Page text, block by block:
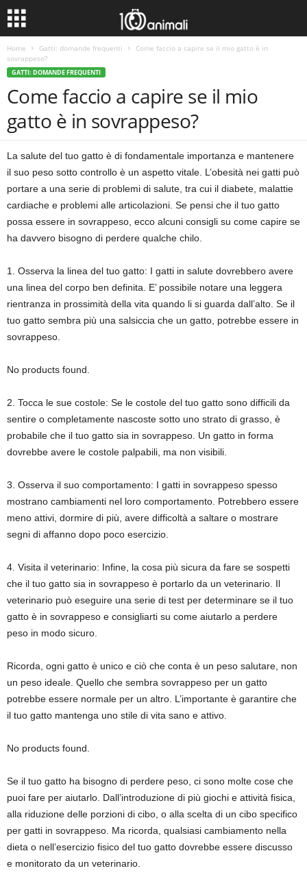
Home Gatti: domande frequenti
Come faccio a capire se il mio gatto è in
sovrappeso?
GATTI: DOMANDE FREQUENTI
Come faccio a capire se il mio
gatto è in sovrappeso?
La salute del tuo gatto è di fondamentale importanza e mantenere
il suo peso sotto controllo è un aspetto vitale. L’obesità nei gatti può
portare a una serie di problemi di salute, tra cui il diabete, malattie
cardiache e problemi alle articolazioni. Se pensi che il tuo gatto
possa essere in sovrappeso, ecco alcuni consigli su come capire se
ha davvero bisogno di perdere qualche chilo.
1. Osserva la linea del tuo gatto: I gatti in salute dovrebbero avere
una linea del corpo ben definita. E’ possibile notare una leggera
rientranza in prossimità della vita quando li si guarda dall’alto. Se il
tuo gatto sembra più una salsiccia che un gatto, potrebbe essere in
sovrappeso.
No products found.
2. Tocca le sue costole: Se le costole del tuo gatto sono difficili da
sentire o completamente nascoste sotto uno strato di grasso, è
probabile che il tuo gatto sia in sovrappeso. Un gatto in forma
dovrebbe avere le costole palpabili, ma non visibili.
3. Osserva il suo comportamento: I gatti in sovrappeso spesso
mostrano cambiamenti nel loro comportamento. Potrebbero essere
meno attivi, dormire di più, avere difficoltà a saltare o mostrare
segni di affanno dopo poco esercizio.
4. Visita il veterinario: Infine, la cosa più sicura da fare se sospetti
che il tuo gatto sia in sovrappeso è portarlo da un veterinario. Il
veterinario può eseguire una serie di test per determinare se il tuo
gatto è in sovrappeso e consigliarti su come aiutarlo a perdere
peso in modo sicuro.
Ricorda, ogni gatto è unico e ciò che conta è un peso salutare, non
un peso ideale. Quello che sembra sovrappeso per un gatto
potrebbe essere normale per un altro. L’importante è garantire che
il tuo gatto mantenga uno stile di vita sano e attivo.
No products found.
Se il tuo gatto ha bisogno di perdere peso, ci sono molte cose che
puoi fare per aiutarlo. Dall’introduzione di più giochi e attività fisica,
alla riduzione delle porzioni di cibo, o alla scelta di un cibo specifico
per gatti in sovrappeso. Ma ricorda, qualsiasi cambiamento nella
dieta o nell’esercizio fisico del tuo gatto dovrebbe essere discusso
e monitorato da un veterinario.